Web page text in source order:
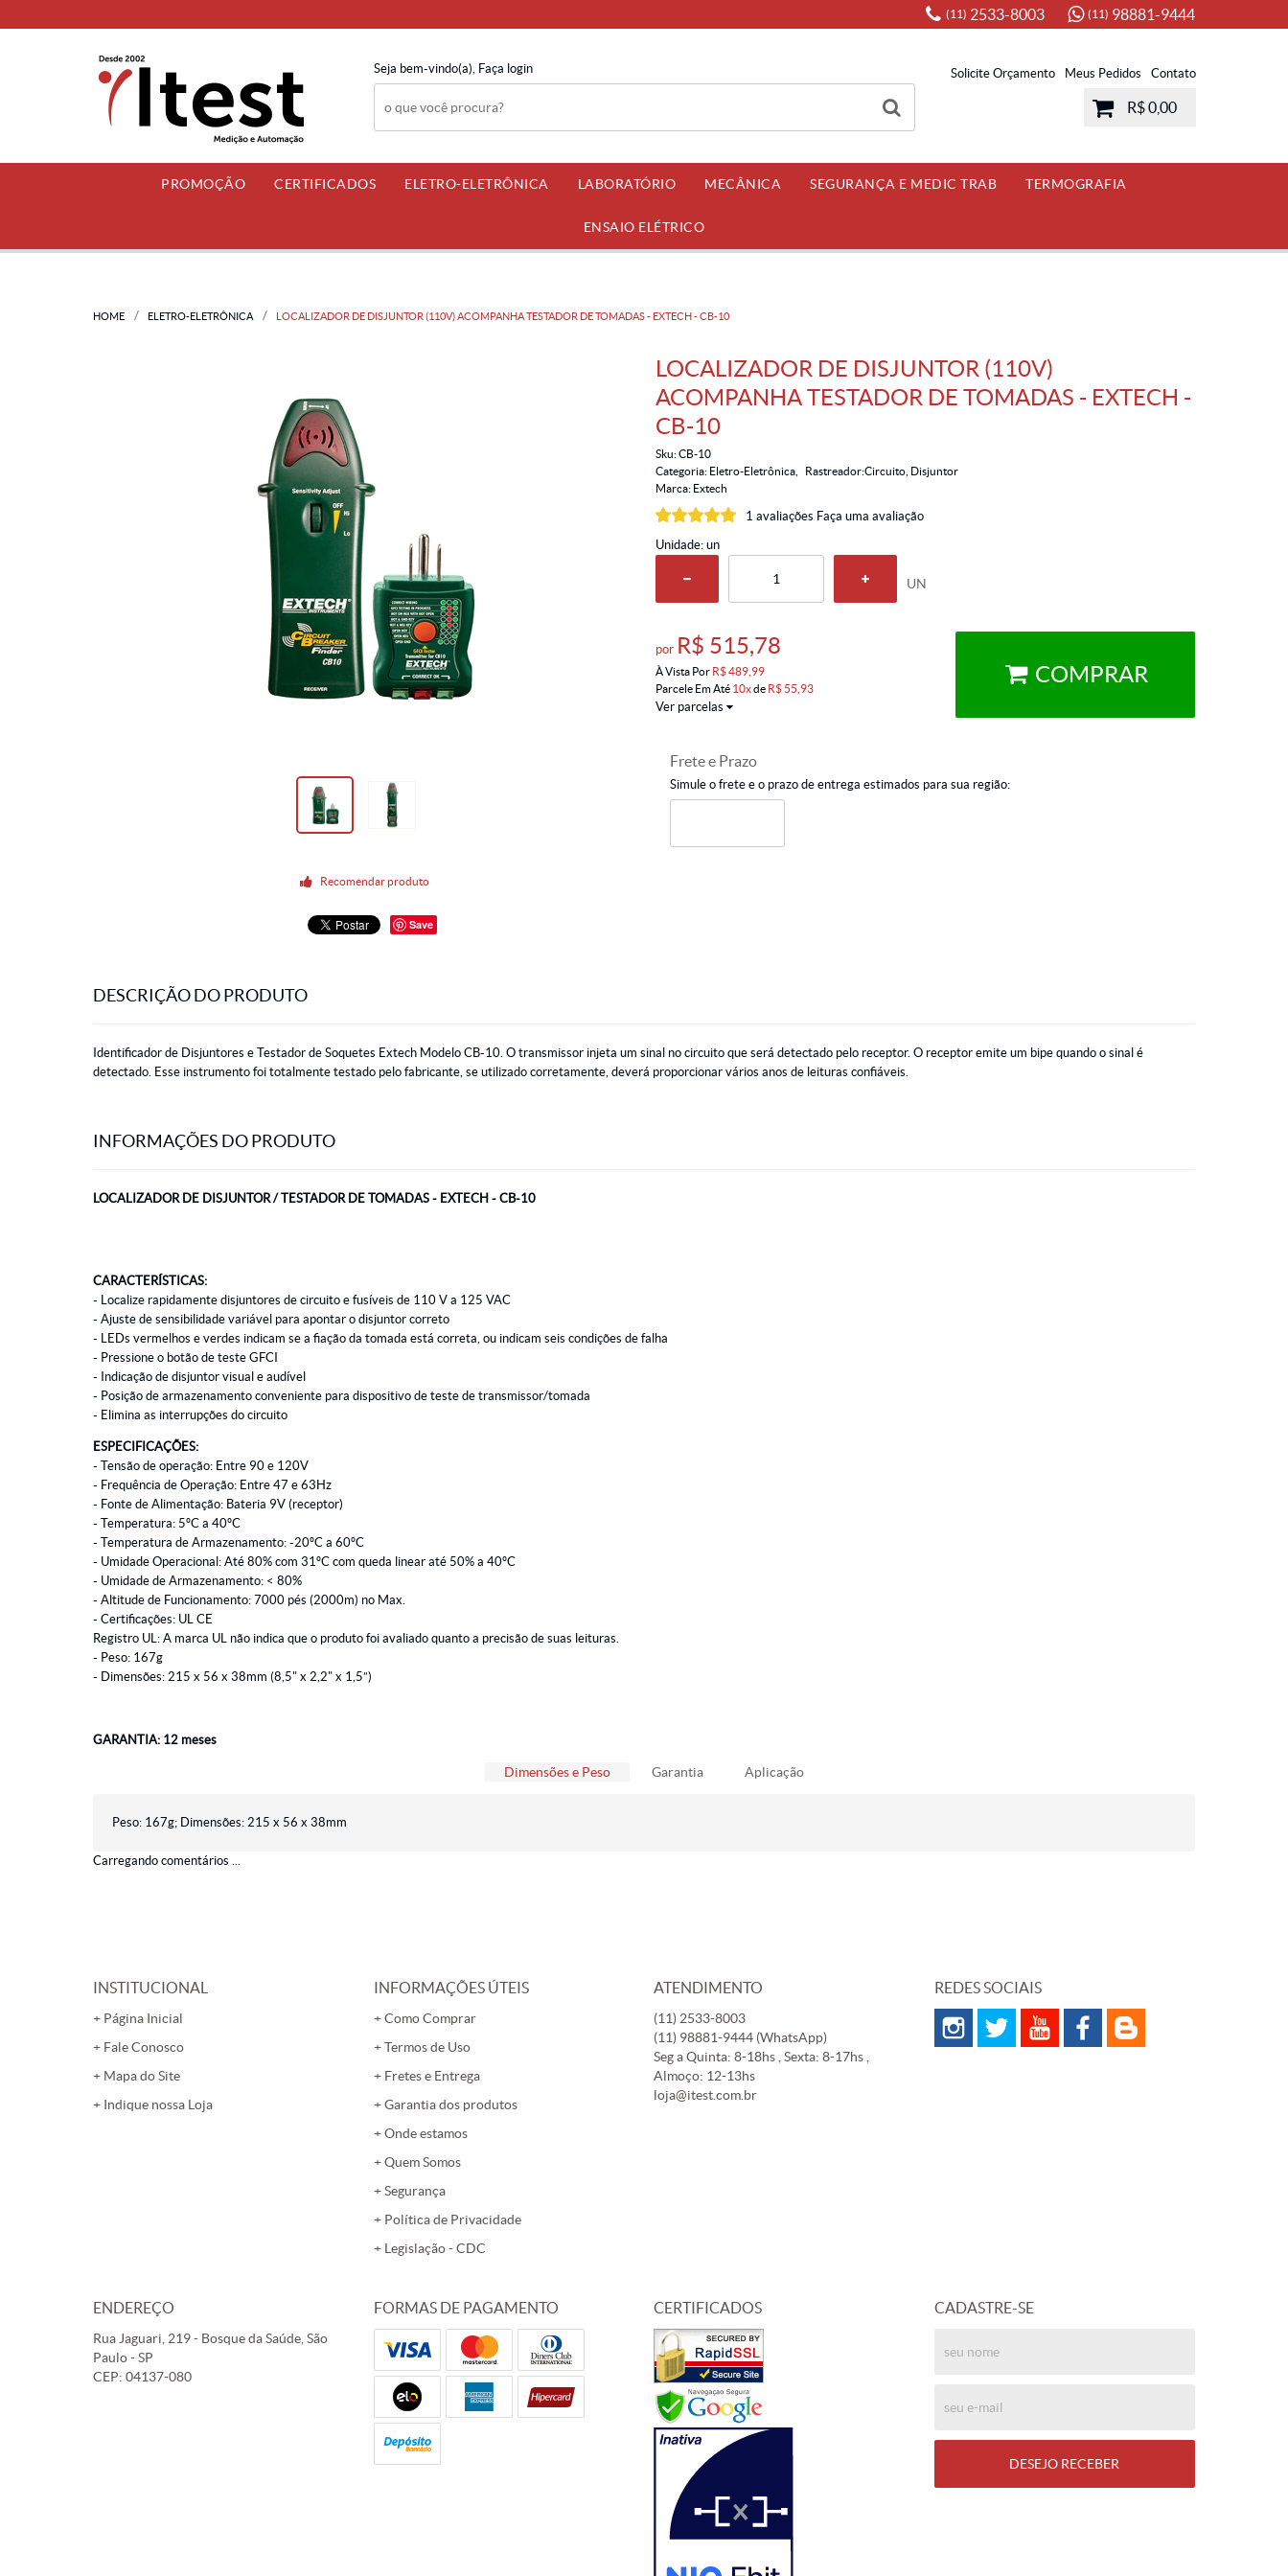
(11) 2533-8003 (11) 98881-9444
Seja bem-vindo(a), Faça login Solicite Orçamento Meus Pedidos Contato
R$ 0,00
PROMOÇÃO CERTIFICADOS ELETRO-ELETRÔNICA LABORATÓRIO MECÂNICA SEGURANÇA E MEDIC TRAB TERMOGRAFIA
ENSAIO ELÉTRICO
HOME ELETRO-ELETRÔNICA LOCALIZADOR DE DISJUNTOR (110V) ACOMPANHA TESTADOR DE TOMADAS - EXTECH - CB-10
Recomendar produto
Save
LOCALIZADOR DE DISJUNTOR (110V)
ACOMPANHA TESTADOR DE TOMADAS - EXTECH -
CB-10
Sku:CB-10
Categoria: Eletro-Eletrônica
Rastreador:Circuito, Disjuntor
Marca: Extech
1 avaliações Faça uma avaliação
Unidade: un
UN
por R$ 515,78
À Vista Por R$ 489,99
Parcele Em Até 10xde R$ 55,93
Ver parcelas
COMPRAR
Frete e Prazo
Simule o frete e o prazo de entrega estimados para sua região:
DESCRIÇÃO DO PRODUTO
Identificador de Disjuntores e Testador de Soquetes Extech Modelo CB-10. O transmissor injeta um sinal no circuito que será detectado pelo receptor. O receptor emite um bipe quando o sinal é
detectado. Esse instrumento foi totalmente testado pelo fabricante, se utilizado corretamente, deverá proporcionar vários anos de leituras confiáveis.
INFORMAÇÕES DO PRODUTO
LOCALIZADOR DE DISJUNTOR / TESTADOR DE TOMADAS - EXTECH - CB-10
CARACTERÍSTICAS:
- Localize rapidamente disjuntores de circuito e fusíveis de 110 V a 125 VAC
- Ajuste de sensibilidade variável para apontar o disjuntor correto
- LEDs vermelhos e verdes indicam se a fiação da tomada está correta, ou indicam seis condições de falha
- Pressione o botão de teste GFCI
- Indicação de disjuntor visual e audível
- Posição de armazenamento conveniente para dispositivo de teste de transmissor/tomada
- Elimina as interrupções do circuito
ESPECIFICAÇÕES:
- Tensão de operação: Entre 90 e 120V
- Frequência de Operação: Entre 47 e 63Hz
- Fonte de Alimentação: Bateria 9V (receptor)
- Temperatura: 5ºC a 40ºC
- Temperatura de Armazenamento: -20ºC a 60ºC
- Umidade Operacional: Até 80% com 31ºC com queda linear até 50% a 40ºC
- Umidade de Armazenamento: < 80%
- Altitude de Funcionamento: 7000 pés (2000m) no Max.
- Certificações: UL CE
Registro UL: A marca UL não indica que o produto foi avaliado quanto a precisão de suas leituras.
- Peso: 167g
- Dimensões: 215 x 56 x 38mm (8,5" x 2,2" x 1,5”)
GARANTIA: 12 meses
Dimensões e Peso Garantia Aplicação
Peso: 167g; Dimensões: 215 x 56 x 38mm
Carregando comentários ...
INSTITUCIONAL
Página Inicial
Fale Conosco
Mapa do Site
Indique nossa Loja
INFORMAÇÕES ÚTEIS
Como Comprar
Termos de Uso
Fretes e Entrega
Garantia dos produtos
Onde estamos
Quem Somos
Segurança
Política de Privacidade
Legislação - CDC
ATENDIMENTO
(11) 2533-8003
(11) 98881-9444 (WhatsApp)
Seg a Quinta: 8-18hs , Sexta: 8-17hs ,
Almoço: 12-13hs
loja@itest.com.br
REDES SOCIAIS
ENDEREÇO
Rua Jaguari, 219- Bosque da Saúde, São
Paulo-SP
CEP: 04137-080
FORMAS DE PAGAMENTO CERTIFICADOS CADASTRE-SE
DESEJO RECEBER